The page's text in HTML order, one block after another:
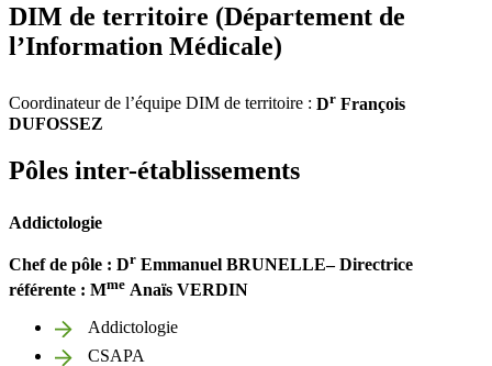
DIM de territoire (Département de
l’Information Médicale)
Coordinateur de l’équipe DIM de territoire : Dr François
DUFOSSEZ
Pôles inter-établissements
Addictologie
Chefde pôle : Dr Emmanuel BRUNELLE– Directrice
référente : Mme Anaïs VERDIN
Addictologie
CSAPA